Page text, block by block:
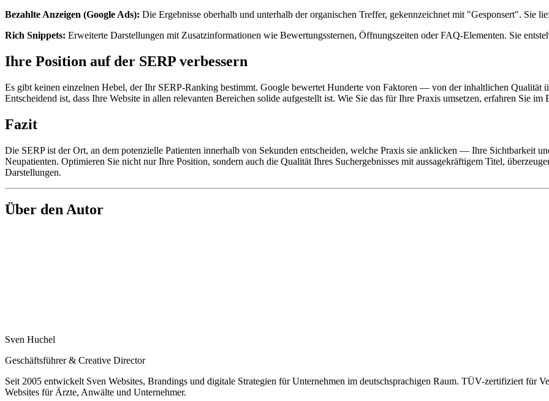
Bezahlte Anzeigen (Google Ads): Die Ergebnisse oberhalb und unterhalb der organischen Treffer, gekennzeichnet mit "Gesponsert". Sie
Rich Snippets: Erweiterte Darstellungen mit Zusatzinformationen wie Bewertungssternen, Öffnungszeiten oder FAQ-Elementen. Sie
Ihre Position auf der SERP verbessern
Es gibt keinen einzelnen Hebel, der Ihr SERP-Ranking bestimmt. Google bewertet Hunderte von Faktoren — von der inhaltlichen Qualität
Entscheidend ist, dass Ihre Website in allen relevanten Bereichen solide aufgestellt ist. Wie Sie das für Ihre Praxis umsetzen, erfahren Sie im
Fazit
Die SERP ist der Ort, an dem potenzielle Patienten innerhalb von Sekunden entscheiden, welche Praxis sie anklicken — Ihre Sichtbarkeit
Neupatienten. Optimieren Sie nicht nur Ihre Position, sondern auch die Qualität Ihres Suchergebnisses mit aussagekräftigem Titel,
Darstellungen.
Über den Autor
Sven Huchel
Geschäftsführer & Creative Director
Seit 2005 entwickelt Sven Websites, Brandings und digitale Strategien für Unternehmen im deutschsprachigen Raum. TÜV-zertifiziert für
Websites für Ärzte, Anwälte und Unternehmer.